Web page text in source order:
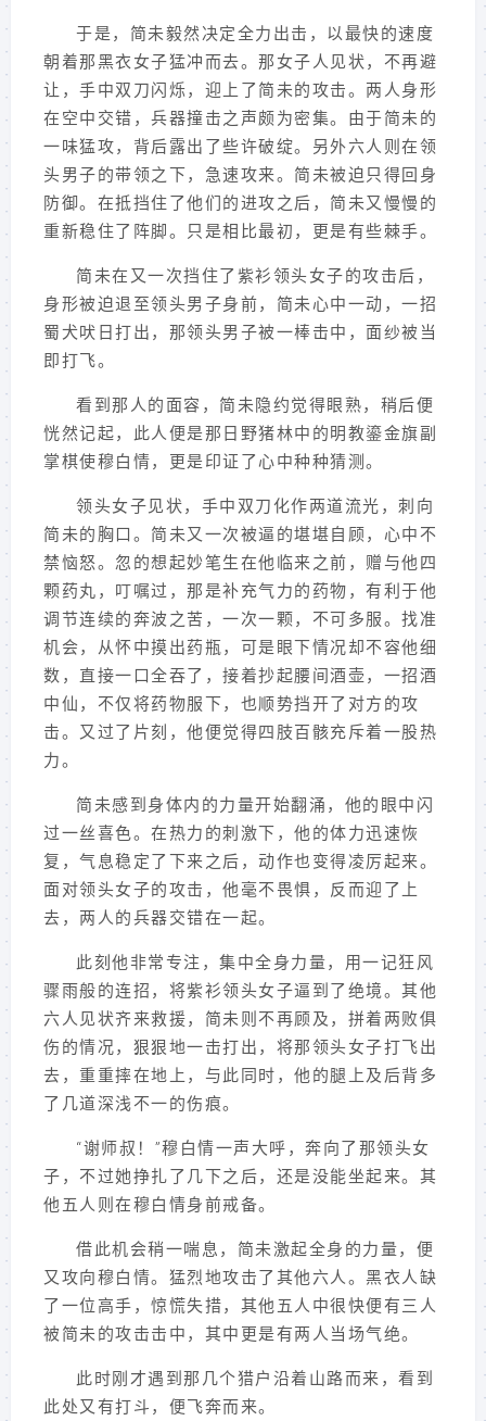
于是，简未毅然决定全力出击，以最快的速度
朝着那黑衣女子猛冲而去。那女子人见状，不再避
让，手中双刀闪烁，迎上了简未的攻击。两人身形
在空中交错，兵器撞击之声颇为密集。由于简未的
一味猛攻，背后露出了些许破绽。另外六人则在领
头男子的带领之下，急速攻来。简未被迫只得回身
防御。在抵挡住了他们的进攻之后，简未又慢慢的
重新稳住了阵脚。只是相比最初，更是有些棘手。
简未在又一次挡住了紫衫领头女子的攻击后，
身形被迫退至领头男子身前，简未心中一动，一招
蜀犬吠日打出，那领头男子被一棒击中，面纱被当
即打飞。
看到那人的面容，简未隐约觉得眼熟，稍后便
恍然记起，此人便是那日野猪林中的明教鎏金旗副
掌棋使穆白情，更是印证了心中种种猜测。
领头女子见状，手中双刀化作两道流光，刺向
简未的胸口。简未又一次被逼的堪堪自顾，心中不
禁恼怒。忽的想起妙笔生在他临来之前，赠与他四
颗药丸，叮嘱过，那是补充气力的药物，有利于他
调节连续的奔波之苦，一次一颗，不可多服。找准
机会，从怀中摸出药瓶，可是眼下情况却不容他细
数，直接一口全吞了，接着抄起腰间酒壶，一招酒
中仙，不仅将药物服下，也顺势挡开了对方的攻
击。又过了片刻，他便觉得四肢百骸充斥着一股热
力。
简未感到身体内的力量开始翻涌，他的眼中闪
过一丝喜色。在热力的刺激下，他的体力迅速恢
复，气息稳定了下来之后，动作也变得凌厉起来。
面对领头女子的攻击，他毫不畏惧，反而迎了上
去，两人的兵器交错在一起。
此刻他非常专注，集中全身力量，用一记狂风
骤雨般的连招，将紫衫领头女子逼到了绝境。其他
六人见状齐来救援，简未则不再顾及，拼着两败俱
伤的情况，狠狠地一击打出，将那领头女子打飞出
去，重重摔在地上，与此同时，他的腿上及后背多
了几道深浅不一的伤痕。
“谢师叔！”穆白情一声大呼，奔向了那领头女
子，不过她挣扎了几下之后，还是没能坐起来。其
他五人则在穆白情身前戒备。
借此机会稍一喘息，简未激起全身的力量，便
又攻向穆白情。猛烈地攻击了其他六人。黑衣人缺
了一位高手，惊慌失措，其他五人中很快便有三人
被简未的攻击击中，其中更是有两人当场气绝。
此时刚才遇到那几个猎户沿着山路而来，看到
此处又有打斗，便飞奔而来。